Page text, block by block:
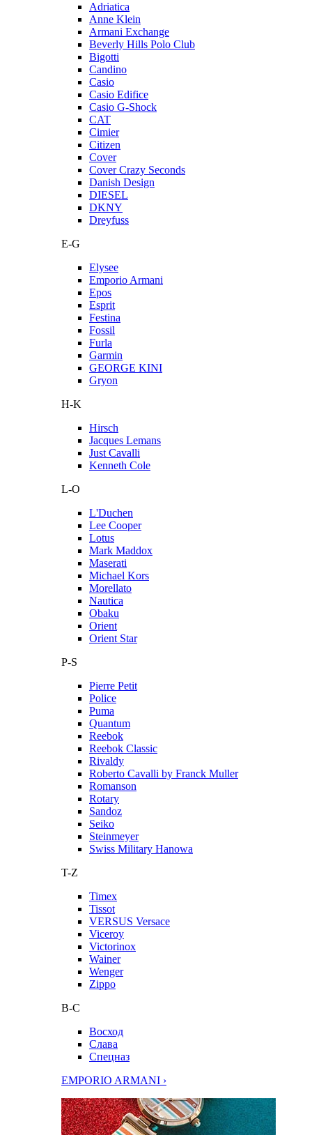
Adriatica
Anne Klein
Armani Exchange
Beverly Hills Polo Club
Bigotti
Candino
Casio
Casio Edifice
Casio G-Shock
CAT
Cimier
Citizen
Cover
Cover Crazy Seconds
Danish Design
DIESEL
DKNY
Dreyfuss
E-G
Elysee
Emporio Armani
Epos
Esprit
Festina
Fossil
Furla
Garmin
GEORGE KINI
Gryon
H-K
Hirsch
Jacques Lemans
Just Cavalli
Kenneth Cole
L-O
L'Duchen
Lee Cooper
Lotus
Mark Maddox
Maserati
Michael Kors
Morellato
Nautica
Obaku
Orient
Orient Star
P-S
Pierre Petit
Police
Puma
Quantum
Reebok
Reebok Classic
Rivaldy
Roberto Cavalli by Franck Muller
Romanson
Rotary
Sandoz
Seiko
Steinmeyer
Swiss Military Hanowa
T-Z
Timex
Tissot
VERSUS Versace
Viceroy
Victorinox
Wainer
Wenger
Zippo
В-С
Восход
Слава
Спецназ
EMPORIO ARMANI ›